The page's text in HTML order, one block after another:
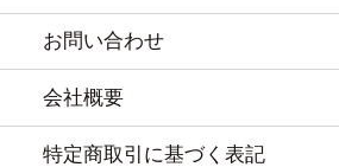
お問い合わせ
会社概要
特定商取引に基づく表記